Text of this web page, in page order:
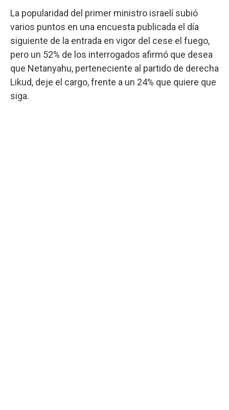
La popularidad del primer ministro israelí subió
varios puntos en una encuesta publicada el día
siguiente de la entrada en vigor del cese el fuego,
pero un 52% de los interrogados afirmó que desea
que Netanyahu, perteneciente al partido de derecha
Likud, deje el cargo, frente a un 24% que quiere que
siga.